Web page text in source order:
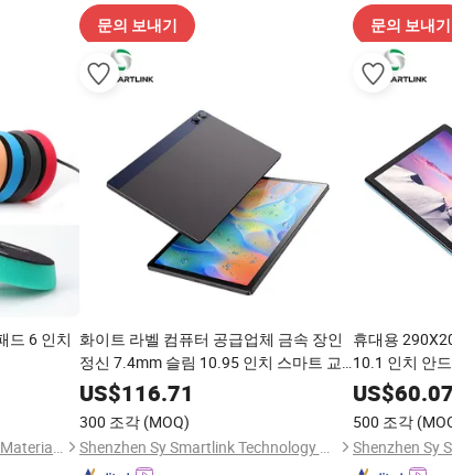
문의 보내기 문의 보내기
드 6 인치
Nangong Lianxing Polishing Material Co.,Ltd.
화이트 라벨 컴퓨터 공급업체 금속 장인
정신 7.4mm 슬림 10.95 인치 스마트 교
실 학교 학생 학습 안드로이드 패드
US$116.71
300 조각 (MOQ)
Shenzhen Sy Smartlink Technology Co., Ltd.
휴대용
10.1 인치 안
4000mAh 카
가능
US$60.07
500 조각